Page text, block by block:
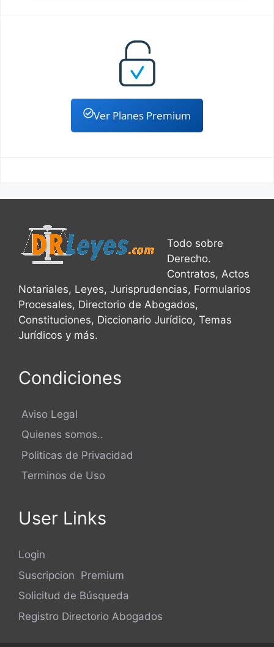
Ver Planes Premium
Todo sobre
Derecho.
Contratos, Actos
Notariales, Leyes, Jurisprudencias, Formularios
Procesales, Directorio de Abogados,
Constituciones, Diccionario Jurídico, Temas
Jurídicos y más.
Condiciones
Aviso Legal
Quienes somos..
Politicas de Privacidad
Terminos de Uso
User Links
Login
Suscripcion Premium
Solicitud de Búsqueda
Registro Directorio Abogados